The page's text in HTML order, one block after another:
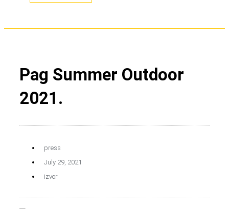
Pag Summer Outdoor
2021.
press
July 29, 2021
izvor